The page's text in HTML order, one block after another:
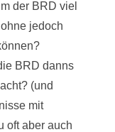
der BRD viel
jedoch
BRD danns
(und
mit
oft aber auch